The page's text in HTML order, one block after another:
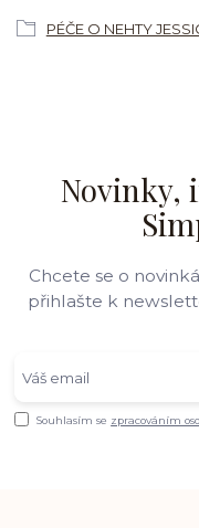
PÉČE O NEHTY
Novinky,
Chcete se o
přihlašte k
Souhlasím se zpracováním